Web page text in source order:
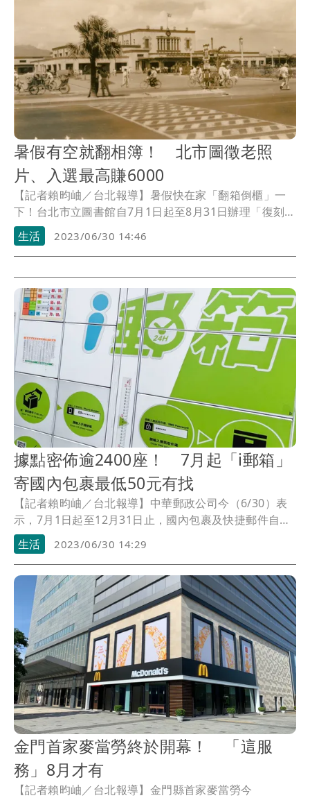
暑假有空就翻相簿！ 北市圖徵老照
片、入選最高賺6000
【記者賴昀岫／台北報導】暑假快在家「翻箱倒櫃」一
下！台北市立圖書館自7月1日起至8月31日辦理「復刻臺
北時光－2023台北市老照片徵選活動」，入選作品均有
機會獲得新台幣300至6000元版權費。
生活 2023/06/30 14:46
據點密佈逾2400座！ 7月起「i郵箱」
寄國內包裹最低50元有找
【記者賴昀岫／台北報導】中華郵政公司今（6/30）表
示，7月1日起至12月31日止，國內包裹及快捷郵件自郵
局窗口寄至「i郵箱」取件，每件依箱配表訂優惠資費再
折抵8元，國內包裹每件最低只要40元、國內快捷郵件每
件最低只要50元！
生活 2023/06/30 14:29
金門首家麥當勞終於開幕！ 「這服
務」8月才有
【記者賴昀岫／台北報導】金門縣首家麥當勞今